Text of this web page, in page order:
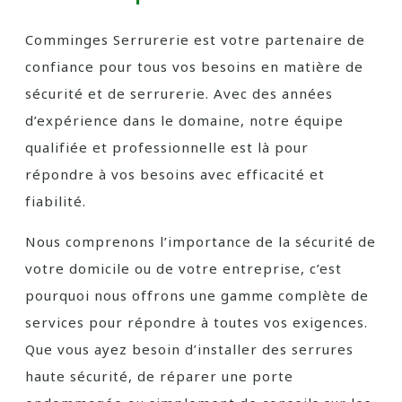
Comminges Serrurerie est votre partenaire de
confiance pour tous vos besoins en matière de
sécurité et de serrurerie. Avec des années
d’expérience dans le domaine, notre équipe
qualifiée et professionnelle est là pour
répondre à vos besoins avec efficacité et
fiabilité.
Nous comprenons l’importance de la sécurité de
votre domicile ou de votre entreprise, c’est
pourquoi nous offrons une gamme complète de
services pour répondre à toutes vos exigences.
Que vous ayez besoin d’installer des serrures
haute sécurité, de réparer une porte